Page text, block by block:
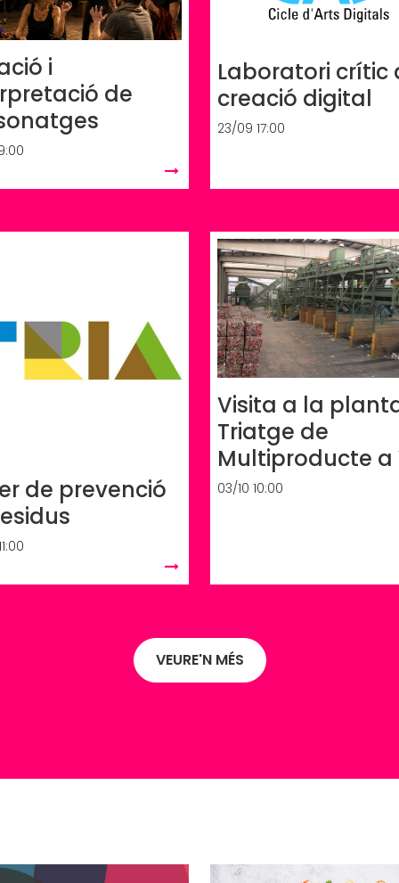
i
de
Laboratori crític
creació digital
23/09 17:00
de prevenció
Visita a la
Triatge de
Multiproducte a
03/10 10:00
VEURE'N MÉS